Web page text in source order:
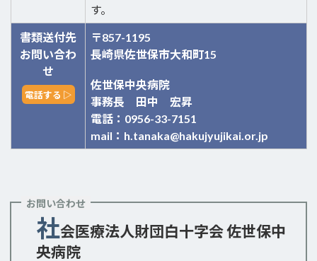
す。
書類送付先
お問い合わ
せ
電話する ▷
〒857-1195
長崎県佐世保市大和町15
佐世保中央病院
事務長 田中 宏昇
電話：0956-33-7151
mail：h.tanaka@hakujyujikai.or.jp
お問い合わせ
社会医療法人財団白十字会 佐世保中
央病院